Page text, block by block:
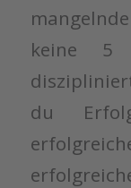
keine 5
du